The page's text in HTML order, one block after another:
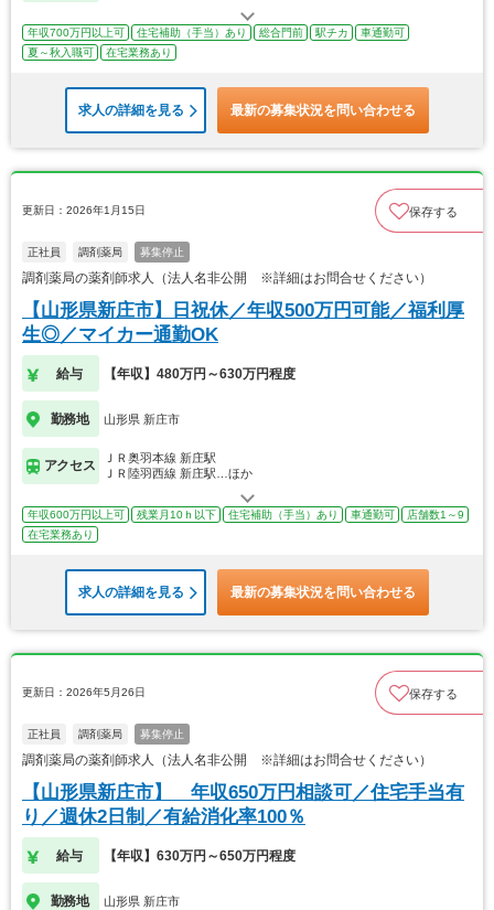
年収700万円以上可 住宅補助（手当）あり 総合門前 駅チカ
車通勤可
夏～秋入職可
在宅業務あり
求人の詳細を見る 最新の募集状況を問い合わせる
更新日：2026年1月15日 保存する
正社員 調剤薬局 募集停止
調剤薬局の薬剤師求人（法人名非公開 ※詳細はお問合せください）
【山形県新庄市】日祝休／年収500万円可能／福利厚
生◎／マイカー通勤OK
給与 【年収】480万円～630万円程度
勤務地 山形県 新庄市
アクセス
ＪＲ奥羽本線 新庄駅
ＪＲ陸羽西線 新庄駅…ほか
年収600万円以上可 残業月10ｈ以下 住宅補助（手当）あり 車通勤可
店舗数1～9
在宅業務あり
求人の詳細を見る 最新の募集状況を問い合わせる
更新日：2026年5月26日 保存する
正社員 調剤薬局 募集停止
調剤薬局の薬剤師求人（法人名非公開 ※詳細はお問合せください）
【山形県新庄市】 年収650万円相談可／住宅手当有
り／週休2日制／有給消化率100％
給与 【年収】630万円～650万円程度
勤務地 山形県 新庄市